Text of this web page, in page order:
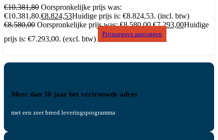
€10.381,80 Oorspronkelijke prijs was:
€10.381,80.€8.824,53Huidige prijs is: €8.824,53. (incl. btw)
€8.580,00 Oorspronkelijke prijs was: €8.580,00.€7.293,00Huidige
prijs is: €7.293,00. (excl. btw)
Prijsopgave aanvragen
Meer dan 30 jaar het vertrouwde adres
met een zeer breed leveringsprogramma